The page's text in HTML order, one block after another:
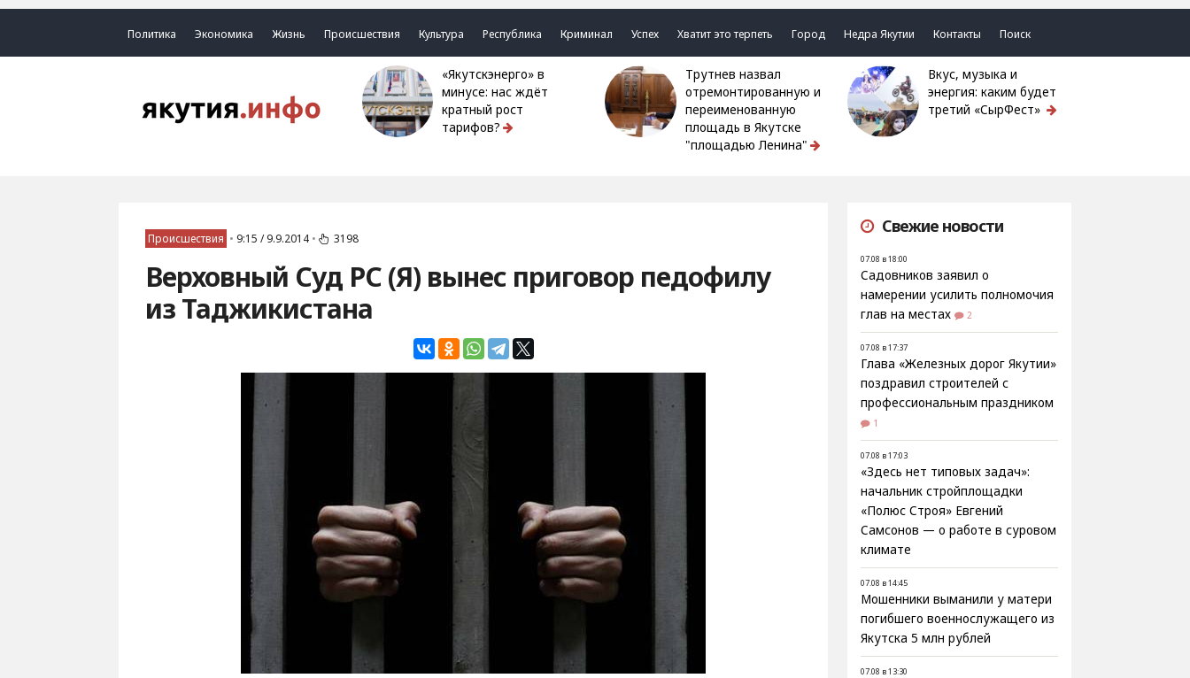
Политика Экономика Жизнь Происшествия Культура Республика Криминал Успех Хватит это терпеть Город Недра Якутии Контакты Поиск
«Якутскэнерго» в
минусе: нас ждёт
кратный рост
тарифов?
Трутнев назвал
отремонтированную и
переименованную
площадь в Якутске
"площадью Ленина"
Вкус, музыка и
энергия: каким будет
третий «СырФест»
Происшествия • 9:15 / 9.9.2014 • 3198
Верховный Суд РС (Я) вынес приговор педофилу
из Таджикистана
Свежие новости
07.08 в 18:00
Садовников заявил о
намерении усилить полномочия
глав на местах
2
07.08 в 17:37
Глава «Железных дорог Якутии»
поздравил строителей с
профессиональным праздником
1
07.08 в 17:03
«Здесь нет типовых задач»:
начальник стройплощадки
«Полюс Строя» Евгений
Самсонов — о работе в суровом
климате
07.08 в 14:45
Мошенники выманили у матери
погибшего военнослужащего из
Якутска 5 млн рублей
07.08 в 13:30